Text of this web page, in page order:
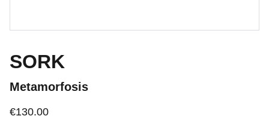
SORK
Metamorfosis
€130.00